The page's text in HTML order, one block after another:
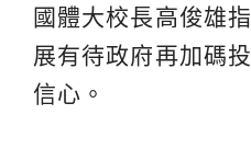
國體大校長高俊雄
展有待政府再加碼
信心。